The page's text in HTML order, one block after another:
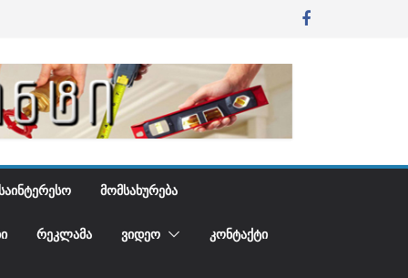
ᲡᲐᲘᲜᲢᲔᲠᲔᲡᲝ ᲛᲝᲛᲡᲐᲮᲣᲠᲔᲑᲐ
ᲠᲔᲙᲚᲐᲛᲐ ᲕᲘᲓᲔᲝ ᲙᲝᲜᲢᲐᲥᲢᲘ